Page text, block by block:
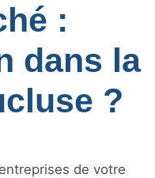
:
dans la
?
de votre